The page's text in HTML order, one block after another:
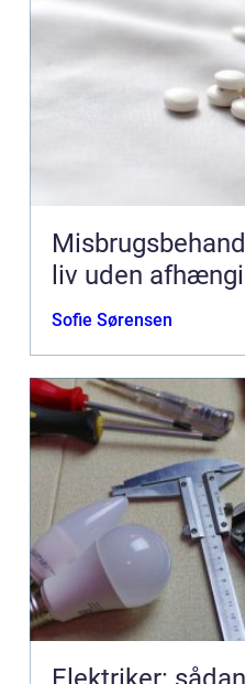
Misbrugsbehandling
liv uden
Sofie Sørensen